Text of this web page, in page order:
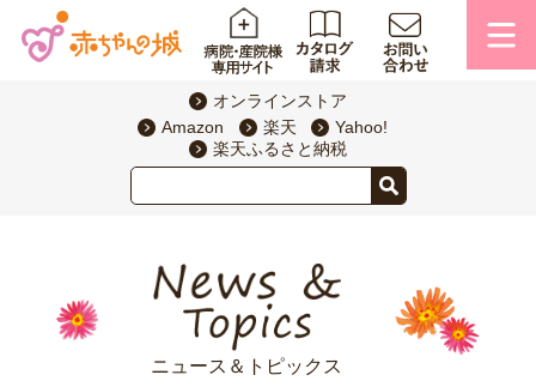
オンラインストア
Amazon
楽天
Yahoo!
楽天ふるさと納税
ニュース＆トピックス